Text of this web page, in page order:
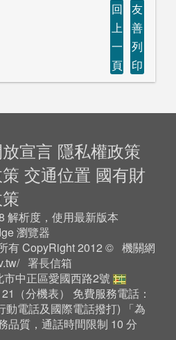
回
上
一
頁
友
善
列
印
宣言 隱私權政策
交通位置 國有財
解析度，使用最新版本
瀏覽器
有 CopyRight 2012 © 機關網
署長信箱
中正區愛國西路2號
（分機表） 免費服務電話：
動電話及國際電話撥打) 「為
品質，通話時間限制 10 分